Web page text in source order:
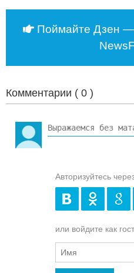
Поймайте Дзен —
Комментарии ( 0 )
Авторизуйтесь
или войдите как